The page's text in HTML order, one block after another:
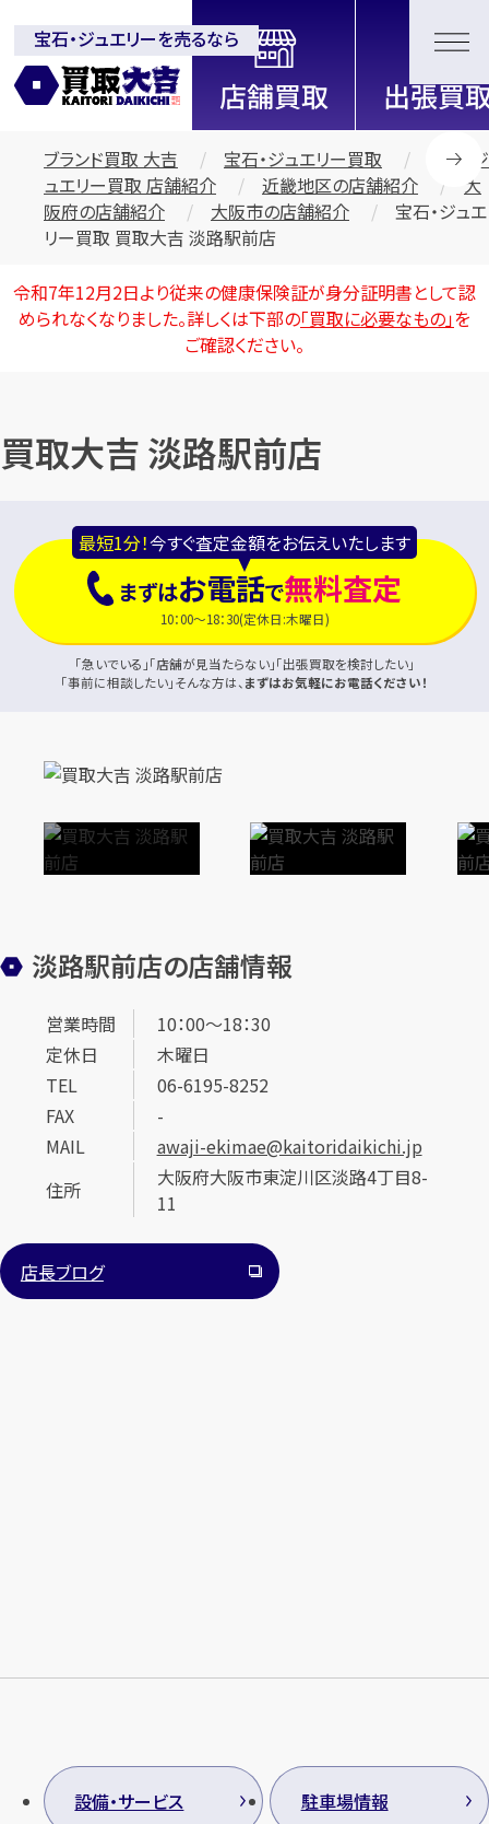
全国2200店舗以上展開中！信頼と実績の買取専門店「買取大
吉」
宝石・ジュエリーを売るなら
ブランド買取 大吉 宝石・ジュエリー買取
宝石・ジ
ュエリー買取 店舗紹介
近畿地区の店舗紹介
大
阪府の店舗紹介
大阪市の店舗紹介
宝石・ジュエ
リー買取 買取大吉 淡路駅前店
令和7年12月2日より従来の健康保険証が身分証明書として認
められなくなりました。詳しくは下部の「買取に必要なもの」を
ご確認ください。
買取大吉 淡路駅前店
最短1分！今すぐ査定金額をお伝えいたします
まずはお電話で無料査定
10：00～18：30(定休日:木曜日)
「急いでいる」「店舗が見当たらない」「出張買取を検討したい」
「事前に相談したい」そんな方は、まずはお気軽にお電話ください！
淡路駅前店の店舗情報
営業時間
10：00～18：30
定休日
木曜日
TEL
06-6195-8252
FAX
-
MAIL
awaji-ekimae@kaitoridaikichi.jp
住所
大阪府大阪市東淀川区淡路4丁目8-
11
店長ブログ
設備・サービス 駐車場情報